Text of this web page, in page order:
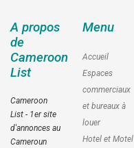
A propos
de
Cameroon
List
Cameroon
List - 1er site
d'annonces au
Cameroun
Menu
Accueil
Espaces
commerciaux
et bureaux à
louer
Hotel et Motel